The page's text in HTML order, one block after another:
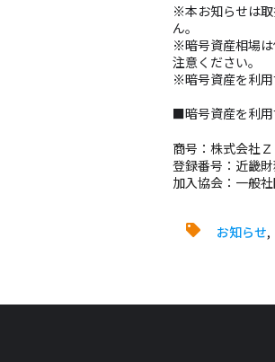
※本お知らせは取
ん。
※暗号資産相場は
注意ください。
※暗号資産を利
■暗号資産を利用
商号：株式会社
登録番号：近畿
加入協会：一般
お知らせ,